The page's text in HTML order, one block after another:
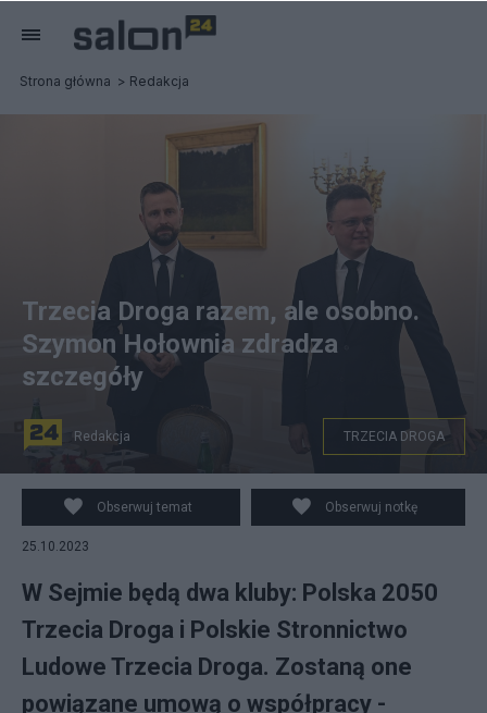
Strona główna Redakcja
PAP
Trzecia Droga razem, ale osobno.
Szymon Hołownia zdradza
szczegóły
Redakcja TRZECIA DROGA
Obserwuj temat Obserwuj notkę
25.10.2023
W Sejmie będą dwa kluby: Polska 2050
Trzecia Droga i Polskie Stronnictwo
Ludowe Trzecia Droga. Zostaną one
powiązane umową o współpracy -